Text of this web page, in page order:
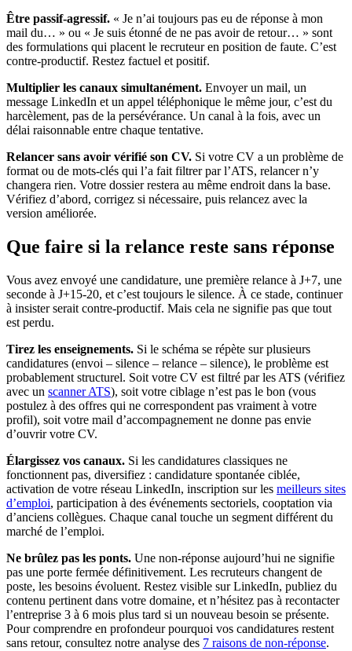
Être passif-agressif. « Je n’ai toujours pas eu de réponse à mon
mail du… » ou « Je suis étonné de ne pas avoir de retour… » sont
des formulations qui placent le recruteur en position de faute. C’est
contre-productif. Restez factuel et positif.
Multiplier les canaux simultanément. Envoyer un mail, un
message LinkedIn et un appel téléphonique le même jour, c’est du
harcèlement, pas de la persévérance. Un canal à la fois, avec un
délai raisonnable entre chaque tentative.
Relancer sans avoir vérifié son CV. Si votre CV a un problème de
format ou de mots-clés qui l’a fait filtrer par l’ATS, relancer n’y
changera rien. Votre dossier restera au même endroit dans la base.
Vérifiez d’abord, corrigez si nécessaire, puis relancez avec la
version améliorée.
Que faire si la relance reste sans réponse
Vous avez envoyé une candidature, une première relance à J+7, une
seconde à J+15-20, et c’est toujours le silence. À ce stade, continuer
à insister serait contre-productif. Mais cela ne signifie pas que tout
est perdu.
Tirez les enseignements. Si le schéma se répète sur plusieurs
candidatures (envoi – silence – relance – silence), le problème est
probablement structurel. Soit votre CV est filtré par les ATS (vérifiez
avec un scanner ATS), soit votre ciblage n’est pas le bon (vous
postulez à des offres qui ne correspondent pas vraiment à votre
profil), soit votre mail d’accompagnement ne donne pas envie
d’ouvrir votre CV.
Élargissez vos canaux. Si les candidatures classiques ne
fonctionnent pas, diversifiez : candidature spontanée ciblée,
activation de votre réseau LinkedIn, inscription sur les meilleurs sites
d’emploi, participation à des événements sectoriels, cooptation via
d’anciens collègues. Chaque canal touche un segment différent du
marché de l’emploi.
Ne brûlez pas les ponts. Une non-réponse aujourd’hui ne signifie
pas une porte fermée définitivement. Les recruteurs changent de
poste, les besoins évoluent. Restez visible sur LinkedIn, publiez du
contenu pertinent dans votre domaine, et n’hésitez pas à recontacter
l’entreprise 3 à 6 mois plus tard si un nouveau besoin se présente.
Pour comprendre en profondeur pourquoi vos candidatures restent
sans retour, consultez notre analyse des 7 raisons de non-réponse.